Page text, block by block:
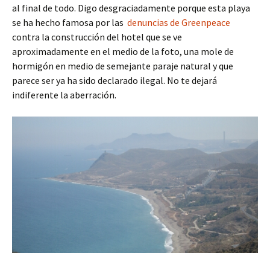
al final de todo. Digo desgraciadamente porque esta playa
se ha hecho famosa por las denuncias de Greenpeace
contra la construcción del hotel que se ve
aproximadamente en el medio de la foto, una mole de
hormigón en medio de semejante paraje natural y que
parece ser ya ha sido declarado ilegal. No te dejará
indiferente la aberración.